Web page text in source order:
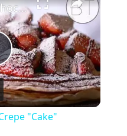
Strawberry & Chocolate Crepe "Cake"
"Cake"